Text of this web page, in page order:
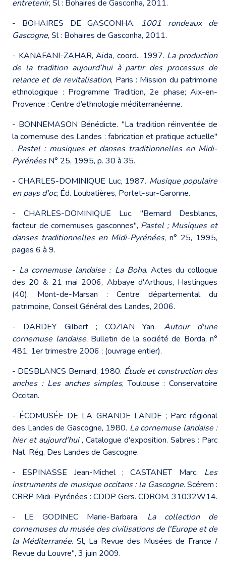
entretenir, Sl : Bohaires de Gasconha, 2011.
- BOHAIRES DE GASCONHA. 1001 rondeaux de
Gascogne, Sl : Bohaires de Gasconha, 2011.
- KANAFANI-ZAHAR, Aïda, coord., 1997. La production
de la tradition aujourd’hui à partir des processus de
relance et de revitalisation, Paris : Mission du patrimoine
ethnologique : Programme Tradition, 2e phase; Aix-en-
Provence : Centre d’ethnologie méditerranéenne.
- BONNEMASON Bénédicte. "La tradition réinventée de
la cornemuse des Landes : fabrication et pratique actuelle"
. Pastel : musiques et danses traditionnelles en Midi-
PyrénéesN° 25, 1995, p. 30 à 35.
- CHARLES-DOMINIQUE Luc, 1987. Musique populaire
en pays d'oc, Éd. Loubatières, Portet-sur-Garonne.
- CHARLES-DOMINIQUE Luc. "Bernard Desblancs,
facteur de cornemuses gasconnes", Pastel ; Musiques et
danses traditionnelles en Midi-Pyrénées, n° 25, 1995,
pages 6 à 9.
- La cornemuse landaise : La Boha. Actes du colloque
des 20 & 21 mai 2006, Abbaye d'Arthous, Hastingues
(40). Mont-de-Marsan : Centre départemental du
patrimoine, Conseil Général des Landes, 2006.
- DARDEY Gilbert ; COZIAN Yan. Autour d'une
cornemuse landaise, Bulletin de la société de Borda, n°
481, 1er trimestre 2006 ; (ouvrage entier).
- DESBLANCS Bernard, 1980. Étude et construction des
anches : Les anches simples, Toulouse : Conservatoire
Occitan.
- ÉCOMUSÉE DE LA GRANDE LANDE ; Parc régional
des Landes de Gascogne, 1980. La cornemuse landaise :
hier et aujourd'hui, Catalogue d'exposition. Sabres : Parc
Nat. Rég. Des Landes de Gascogne.
- ESPINASSE Jean-Michel ; CASTANET Marc. Les
instruments de musique occitans : la Gascogne. Scérem :
CRRP Midi-Pyrénées : CDDP Gers. CDROM. 31032W14.
- LE GODINEC Marie-Barbara. La collection de
cornemuses du musée des civilisations de l'Europe et de
la Méditerranée. Sl, La Revue des Musées de France /
Revue du Louvre", 3 juin 2009.